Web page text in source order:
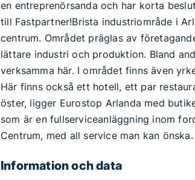
en entreprenörsanda och har korta
till Fastpartner!Brista industriområde i
centrum. Området präglas av
lättare industri och produktion. Bland
verksamma här. I området finns även
Här finns också ett hotell, ett par
öster, ligger Eurostop Arlanda med
som är en fullserviceanläggning inom
Centrum, med all service man kan önska.
Information och data